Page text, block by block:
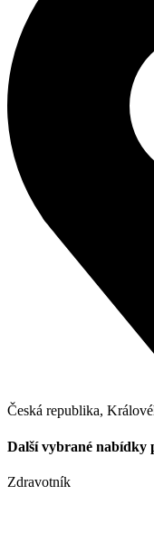
Česká republika,
Další vybrané nabídky
Zdravotník